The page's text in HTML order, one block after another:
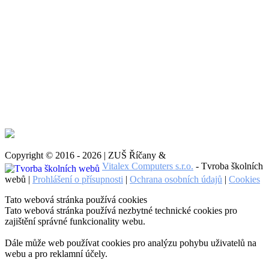
Copyright © 2016 - 2026 | ZUŠ Říčany &
Vitalex Computers s.r.o. - Tvroba školních
webů | Prohlášení o přísupnosti | Ochrana osobních údajů | Cookies
Tato webová stránka používá cookies
Tato webová stránka používá nezbytné technické cookies pro
zajištění správné funkcionality webu.
Dále může web používat cookies pro analýzu pohybu uživatelů na
webu a pro reklamní účely.